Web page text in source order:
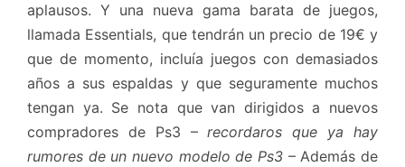
aplausos. Y una nueva gama barata de juegos,
llamada Essentials, que tendrán un precio de 19€ y
que de momento, incluía juegos con demasiados
años a sus espaldas y que seguramente muchos
tengan ya. Se nota que van dirigidos a nuevos
compradores de Ps3 –recordaros que ya hay
rumores de un nuevo modelo de Ps3 – Además de